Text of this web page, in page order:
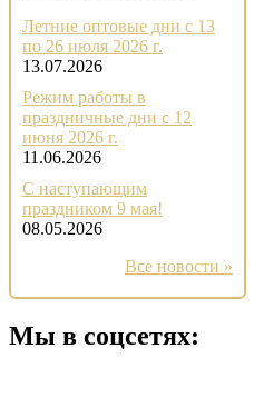
Летние оптовые дни с 13
по 26 июля 2026 г.
13.07.2026
Режим работы в
праздничные дни с 12
июня 2026 г.
11.06.2026
С наступающим
праздником 9 мая!
08.05.2026
Все новости »
Мы в соцсетях: